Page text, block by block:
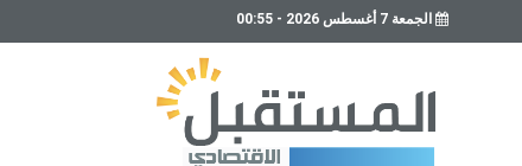
الجمعة 7 أغسطس 2026 - 00:55